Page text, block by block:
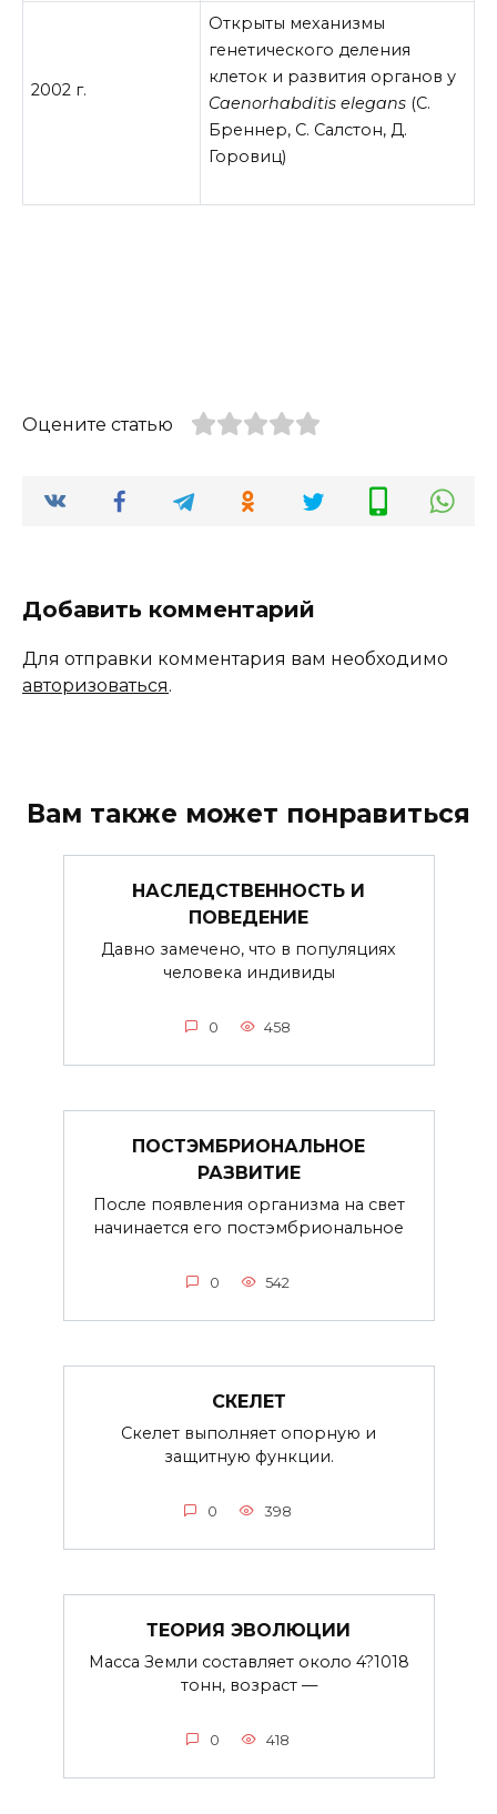
2002 г.
Открыты механизмы
генетического деления
клеток и развития органов у
Caenorhabditis elegans (С.
Бреннер, С. Салстон, Д.
Горовиц)
Оцените статью
Добавить комментарий
Для отправки комментария вам необходимо
авторизоваться.
Вам также может понравиться
НАСЛЕДСТВЕННОСТЬ И
ПОВЕДЕНИЕ
Давно замечено, что в популяциях
человека индивиды
0 458
ПОСТЭМБРИОНАЛЬНОЕ
РАЗВИТИЕ
После появления организма на свет
начинается его постэмбриональное
0 542
СКЕЛЕТ
Скелет выполняет опорную и
защитную функции.
0 398
ТЕОРИЯ ЭВОЛЮЦИИ
Масса Земли составляет около 4?1018
тонн, возраст —
0 418